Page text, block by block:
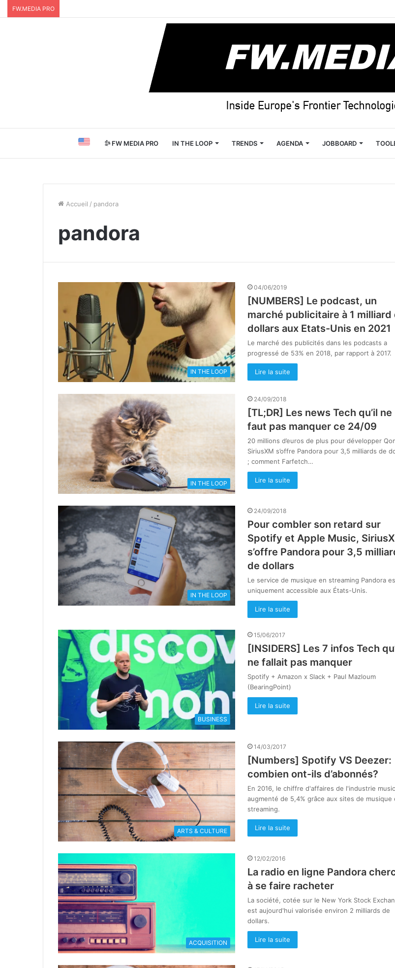
FW.MEDIA PRO
FW MEDIA PRO IN THE LOOP TRENDS AGENDA JOBBOARD
Accueil / pandora
pandora
IN THE LOOP
04/06/2019
[NUMBERS] Le podcast, un
marché publicitaire à 1 milliard
dollars aux Etats-Unis en 2021
Le marché des publicités dans les podcasts a
progressé de 53% en 2018, par rapport à 2017.
Lire la suite
IN THE LOOP
24/09/2018
[TL;DR] Les news Tech qu’il ne
faut pas manquer ce 24/09
20 millions d’euros de plus pour développer
SiriusXM s’offre Pandora pour 3,5 milliards de
; comment Farfetch…
Lire la suite
IN THE LOOP
24/09/2018
Pour combler son retard sur
Spotify et Apple Music,
s’offre Pandora pour 3,5
de dollars
Le service de musique en streaming Pandora
uniquement accessible aux États-Unis.
Lire la suite
BUSINESS
15/06/2017
[INSIDERS] Les 7 infos Tech
ne fallait pas manquer
Spotify + Amazon x Slack + Paul Mazloum
(BearingPoint)
Lire la suite
ARTS & CULTURE
14/03/2017
[Numbers] Spotify VS Deezer:
combien ont-ils d’abonnés?
En 2016, le chiffre d'affaires de l'industrie
augmenté de 5,4% grâce aux sites de musique
streaming.
Lire la suite
ACQUISITION
12/02/2016
La radio en ligne Pandora
à se faire racheter
La société, cotée sur le New York Stock
est aujourd'hui valorisée environ 2 milliards de
dollars.
Lire la suite